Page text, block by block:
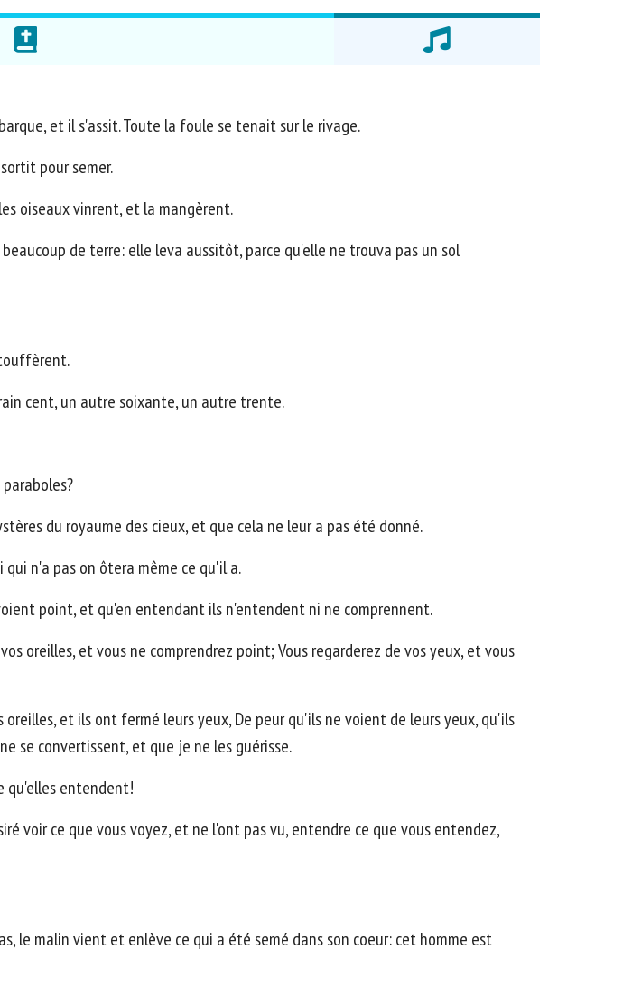
et il s'assit. Toute la foule se tenait sur le rivage.
pour semer.
oiseaux vinrent, et la mangèrent.
de terre: elle leva aussitôt, parce qu'elle ne trouva pas un sol
cent, un autre soixante, un autre trente.
du royaume des cieux, et que cela ne leur a pas été donné.
qui n'a pas on ôtera même ce qu'il a.
point, et qu'en entendant ils n'entendent ni ne comprennent.
oreilles, et vous ne comprendrez point; Vous regarderez de vos yeux, et vous
et ils ont fermé leurs yeux, De peur qu'ils ne voient de leurs yeux, qu'ils
se convertissent, et que je ne les guérisse.
qu'elles entendent!
voir ce que vous voyez, et ne l'ont pas vu, entendre ce que vous entendez,
le malin vient et enlève ce qui a été semé dans son coeur: cet homme est